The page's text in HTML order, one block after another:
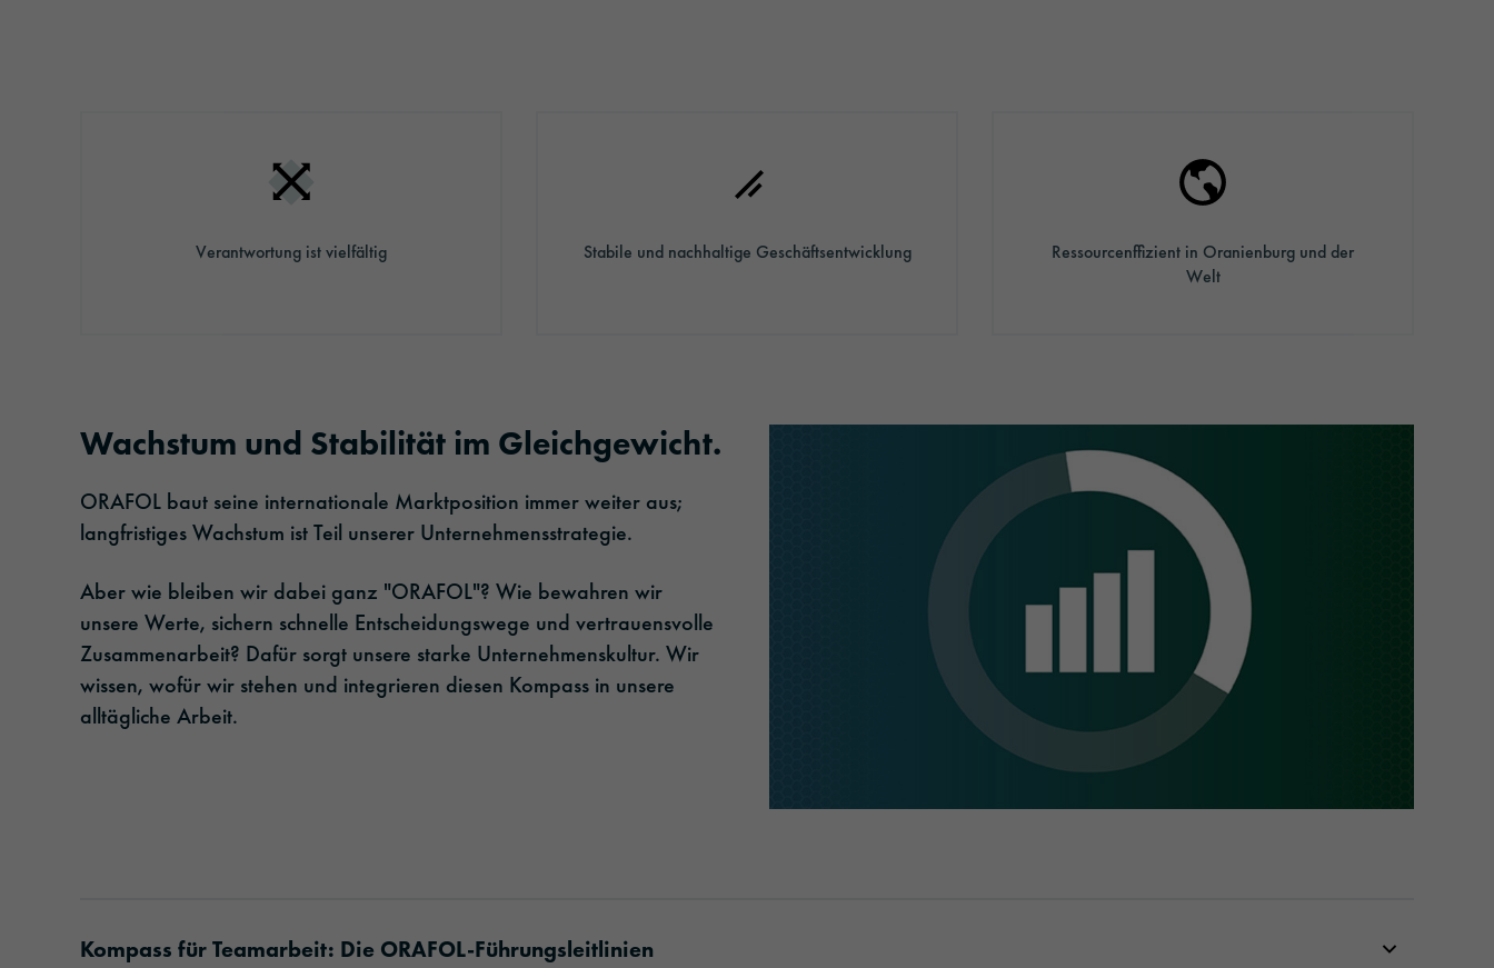
Verantwortung ist vielfältig Stabile und nachhaltige Geschäftsentwicklung
Ressourcenffizient in Oranienburg und der
Welt
Wachstum und Stabilität im Gleichgewicht.
ORAFOL baut seine internationale Marktposition immer weiter aus;
langfristiges Wachstum ist Teil unserer Unternehmensstrategie.
Aber wie bleiben wir dabei ganz "ORAFOL"? Wie bewahren wir
unsere Werte, sichern schnelle Entscheidungswege und vertrauensvolle
Zusammenarbeit? Dafür sorgt unsere starke Unternehmenskultur. Wir
wissen, wofür wir stehen und integrieren diesen Kompass in unsere
alltägliche Arbeit.
Kompass für Teamarbeit: Die ORAFOL-Führungsleitlinien